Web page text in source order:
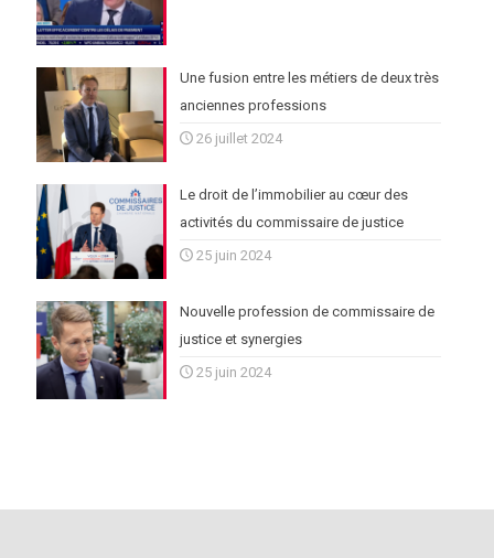
Une fusion entre les métiers de deux très
anciennes professions
26 juillet 2024
Le droit de l’immobilier au cœur des
activités du commissaire de justice
25 juin 2024
Nouvelle profession de commissaire de
justice et synergies
25 juin 2024